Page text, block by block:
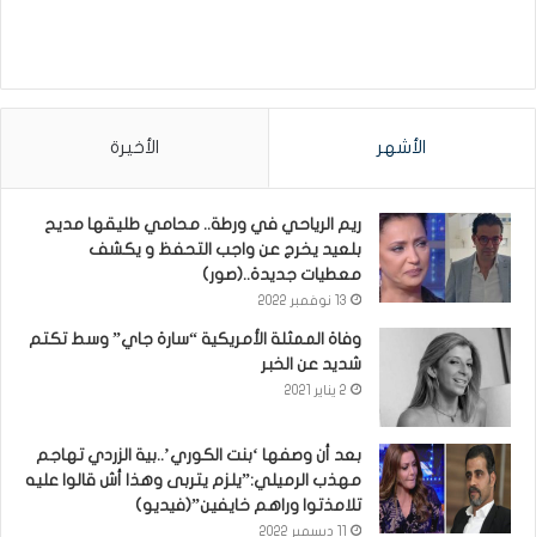
الأشهر الأخيرة
ريم الرياحي في ورطة.. محامي طليقها مديح
بلعيد يخرج عن واجب التحفظ و يكشف
معطيات جديدة..(صور)
13 نوفمبر 2022
وفاة الممثلة الأمريكية “سارة جاي” وسط تكتم
شديد عن الخبر
2 يناير 2021
بعد أن وصفها ‘بنت الكوري’..بية الزردي تهاجم
مهذب الرميلي:”يلزم يتربى وهذا أش قالوا عليه
تلامذتوا وراهم خايفين”(فيديو)